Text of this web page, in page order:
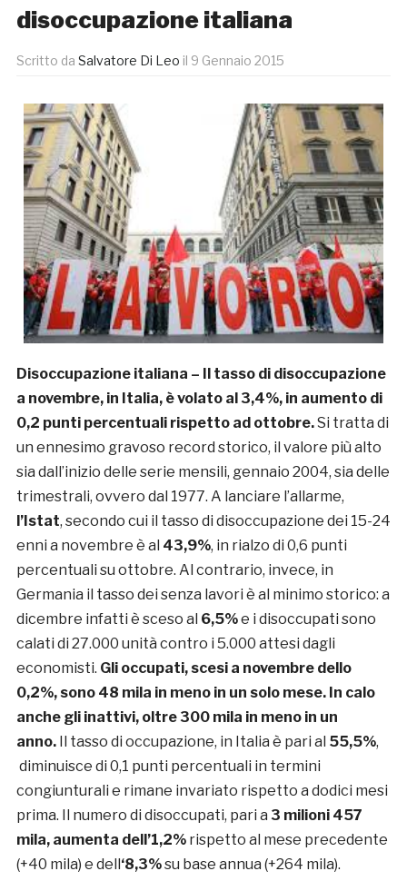
disoccupazione italiana
Scritto da Salvatore Di Leo il 9 Gennaio 2015
Disoccupazione italiana – Il tasso di disoccupazione
a novembre, in Italia, è volato al 3,4%, in aumento di
0,2 punti percentuali rispetto ad ottobre.Si tratta di
un ennesimo gravoso record storico, il valore più alto
sia dall’inizio delle serie mensili, gennaio 2004, sia delle
trimestrali, ovvero dal 1977. A lanciare l’allarme,
l’Istat, secondo cui il tasso di disoccupazione dei 15-24
enni a novembre è al 43,9%, in rialzo di 0,6 punti
percentuali su ottobre. Al contrario, invece, in
Germania il tasso dei senza lavori è al minimo storico: a
dicembre infatti è sceso al 6,5%e i disoccupati sono
calati di 27.000 unità contro i 5.000 attesi dagli
economisti. Gli occupati, scesi a novembre dello
0,2%, sono 48 mila in meno in un solo mese. In calo
anche gli inattivi, oltre 300 mila in meno in un
anno. Il tasso di occupazione, in Italia è pari al 55,5%,
diminuisce di 0,1 punti percentuali in termini
congiunturali e rimane invariato rispetto a dodici mesi
prima. Il numero di disoccupati, pari a 3 milioni 457
mila, aumenta dell’1,2%rispetto al mese precedente
(+40 mila) e dell‘8,3%su base annua (+264 mila).